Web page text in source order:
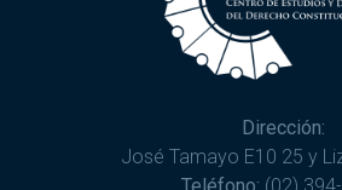
Dirección:
José Tamayo E10 25 y